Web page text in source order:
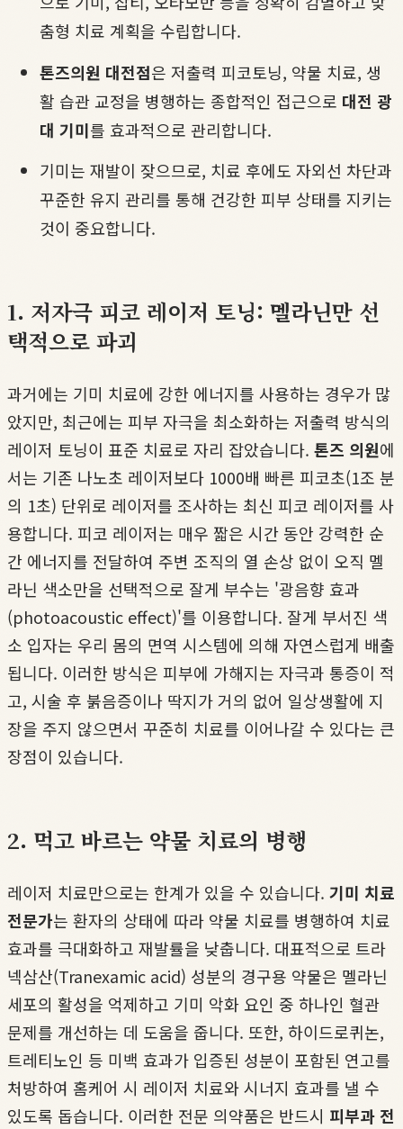
춤형 치료 계획을 수립합니다.
톤즈의원 대전점은 저출력 피코토닝, 약물 치료, 생
활 습관 교정을 병행하는 종합적인 접근으로 대전 광
대 기미를 효과적으로 관리합니다.
기미는 재발이 잦으므로, 치료 후에도 자외선 차단과
꾸준한 유지 관리를 통해 건강한 피부 상태를 지키는
것이 중요합니다.
1. 저자극 피코 레이저 토닝: 멜라닌만 선
택적으로 파괴
과거에는 기미 치료에 강한 에너지를 사용하는 경우가 많
았지만, 최근에는 피부 자극을 최소화하는 저출력 방식의
레이저 토닝이 표준 치료로 자리 잡았습니다. 톤즈 의원에
서는 기존 나노초 레이저보다 1000배 빠른 피코초(1조 분
의 1초) 단위로 레이저를 조사하는 최신 피코 레이저를 사
용합니다. 피코 레이저는 매우 짧은 시간 동안 강력한 순
간 에너지를 전달하여 주변 조직의 열 손상 없이 오직 멜
라닌 색소만을 선택적으로 잘게 부수는 '광음향 효과
(photoacoustic effect)'를 이용합니다. 잘게 부서진 색
소 입자는 우리 몸의 면역 시스템에 의해 자연스럽게 배출
됩니다. 이러한 방식은 피부에 가해지는 자극과 통증이 적
고, 시술 후 붉음증이나 딱지가 거의 없어 일상생활에 지
장을 주지 않으면서 꾸준히 치료를 이어나갈 수 있다는 큰
장점이 있습니다.
2. 먹고 바르는 약물 치료의 병행
레이저 치료만으로는 한계가 있을 수 있습니다. 기미 치료
전문가는 환자의 상태에 따라 약물 치료를 병행하여 치료
효과를 극대화하고 재발률을 낮춥니다. 대표적으로 트라
넥삼산(Tranexamic acid) 성분의 경구용 약물은 멜라닌
세포의 활성을 억제하고 기미 악화 요인 중 하나인 혈관
문제를 개선하는 데 도움을 줍니다. 또한, 하이드로퀴논,
트레티노인 등 미백 효과가 입증된 성분이 포함된 연고를
처방하여 홈케어 시 레이저 치료와 시너지 효과를 낼 수
있도록 돕습니다. 이러한 전문 의약품은 반드시 피부과 전